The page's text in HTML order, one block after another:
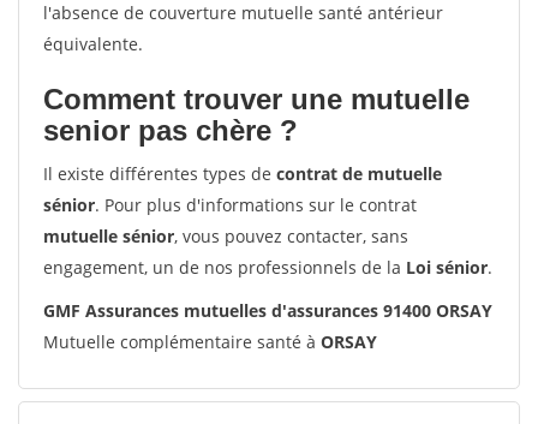
l'absence de couverture mutuelle santé antérieur
équivalente.
Comment trouver une mutuelle
senior pas chère ?
Il existe différentes types de contrat de mutuelle
sénior. Pour plus d'informations sur le contrat
mutuelle sénior, vous pouvez contacter, sans
engagement, un de nos professionnels de la Loi sénior.
GMF Assurances mutuelles d'assurances 91400 ORSAY
Mutuelle complémentaire santé à ORSAY